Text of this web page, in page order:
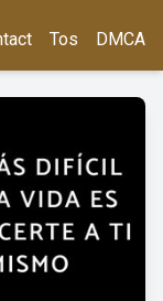
Tos DMCA